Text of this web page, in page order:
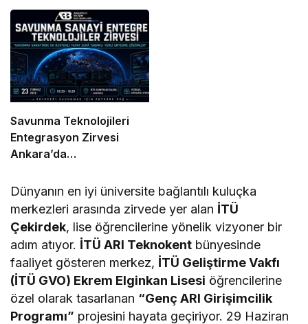
Olmaya Hazırlanıyor
Savunma Teknolojileri
Entegrasyon Zirvesi
Ankara’da
Dünyanın en iyi üniversite bağlantılı kuluçka
merkezleri arasında zirvede yer alan İTÜ
Çekirdek, lise öğrencilerine yönelik vizyoner bir
adım atıyor. İTÜ ARI Teknokent bünyesinde
faaliyet gösteren merkez, İTÜ Geliştirme Vakfı
(İTÜ GVO) Ekrem Elginkan Lisesi öğrencilerine
özel olarak tasarlanan “Genç ARI Girişimcilik
Programı” projesini hayata geçiriyor. 29 Haziran